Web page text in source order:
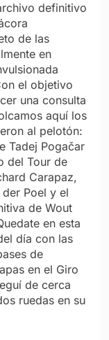
definitivo
de las
en
el objetivo
una consulta
aquí los
al pelotón:
Tadej Pogačar
del Tour de
Carapaz,
Poel y el
de Wout
en esta
día con las
de
en el Giro
de cerca
ruedas en su